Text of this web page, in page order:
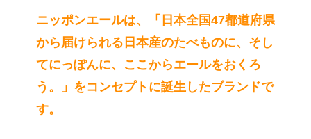
ニッポンエールは、「日本全国47都道府県
から届けられる日本産のたべものに、そし
てにっぽんに、ここからエールをおくろ
う。」をコンセプトに誕生したブランドで
す。